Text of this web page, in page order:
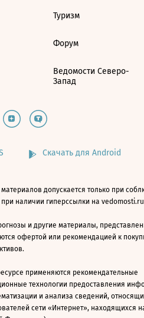
Туризм
Форум
Ведомости Северо-
Запад
Скачать для Android
допускается только при
при наличии гиперссылки на vedomosti.ru
и другие материалы,
офертой или рекомендацией к
применяются рекомендательные
технологии предоставления
и анализа сведений,
сети «Интернет», находящихся